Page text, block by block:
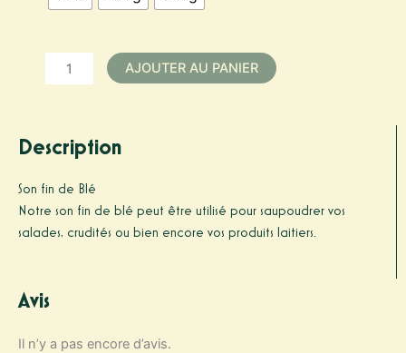
AJOUTER AU PANIER
Description
Son fin de Blé
Notre son fin de blé peut être utilisé pour saupoudrer vos
salades, crudités ou bien encore vos produits laitiers.
Avis
Il n’y a pas encore d’avis.